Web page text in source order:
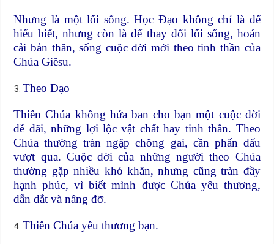
Nhưng là một lối sống. Học Đạo không chỉ là để
hiểu biết, nhưng còn là để thay đổi lối sống, hoán
cải bản thân, sống cuộc đời mới theo tinh thần của
Chúa Giêsu.
Theo Đạo
Thiên Chúa không hứa ban cho bạn một cuộc đời
dễ dãi, những lợi lộc vật chất hay tinh thần. Theo
Chúa thường tràn ngập chông gai, cần phấn đấu
vượt qua. Cuộc đời của những người theo Chúa
thường gặp nhiều khó khăn, nhưng cũng tràn đầy
hạnh phúc, vì biết mình được Chúa yêu thương,
dẫn dắt và nâng đỡ.
Thiên Chúa yêu thương bạn.